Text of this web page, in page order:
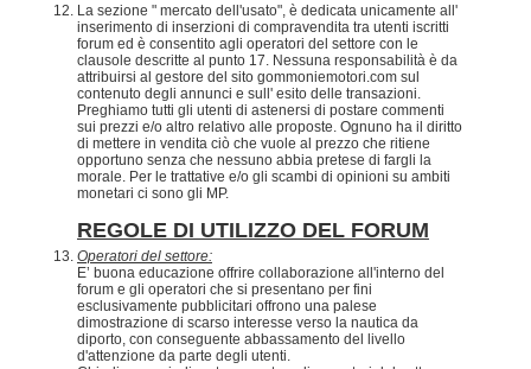
La sezione " mercato dell'usato", è dedicata unicamente all'
inserimento di inserzioni di compravendita tra utenti iscritti
forum ed è consentito agli operatori del settore con le
clausole descritte al punto 17. Nessuna responsabilità è da
attribuirsi al gestore del sito gommoniemotori.com sul
contenuto degli annunci e sull' esito delle transazioni.
Preghiamo tutti gli utenti di astenersi di postare commenti
sui prezzi e/o altro relativo alle proposte. Ognuno ha il diritto
di mettere in vendita ciò che vuole al prezzo che ritiene
opportuno senza che nessuno abbia pretese di fargli la
morale. Per le trattative e/o gli scambi di opinioni su ambiti
monetari ci sono gli MP.
REGOLE DI UTILIZZO DEL FORUM
Operatori del settore:
E’ buona educazione offrire collaborazione all'interno del
forum e gli operatori che si presentano per fini
esclusivamente pubblicitari offrono una palese
dimostrazione di scarso interesse verso la nautica da
diporto, con conseguente abbassamento del livello
d'attenzione da parte degli utenti.